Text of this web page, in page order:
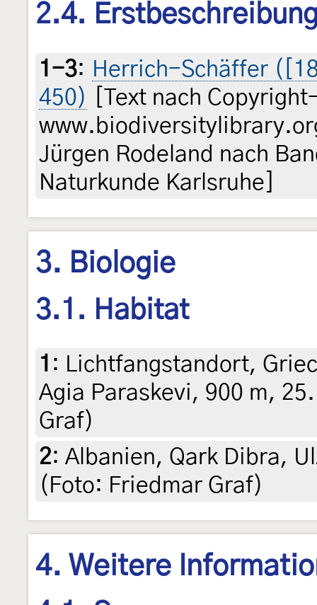
2.4.
1-3: Herrich-Schäffer
450)
[Text nach
Jürgen Rodeland nach
Naturkunde Karlsruhe]
3. Biologie
3.1. Habitat
1 : Lichtfangstandort,
Agia Paraskevi, 900 m,
Graf)
2: Albanien, Qark Dibra,
(Foto: Friedmar Graf)
4. Weitere